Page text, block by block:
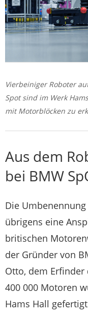
Vierbeiniger Roboter
Spot sind im Werk
mit Motorblöcken zu
Aus dem
bei BMW
Die
übrigens eine
britischen
der Gründer von
Otto, dem
400 000 Motoren
Hams Hall